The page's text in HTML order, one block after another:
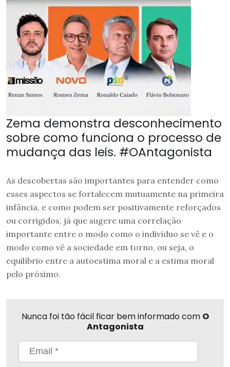
Zema demonstra desconhecimento
sobre como funciona o processo de
mudança das leis. #OAntagonista
As descobertas são importantes para entender como
esses aspectos se fortalecem mutuamente na primeira
infância, e como podem ser positivamente reforçados
ou corrigidos, já que sugere uma correlação
importante entre o modo como o indivíduo se vê e o
modo como vê a sociedade em torno, ou seja, o
equilíbrio entre a autoestima moral e a estima moral
pelo próximo.
Nunca foi tão fácil ficar bem informado com O
Antagonista